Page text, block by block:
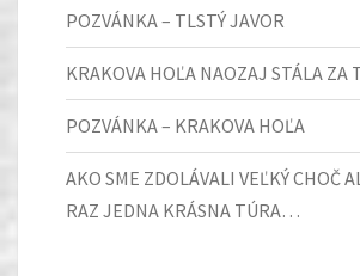
POZVÁNKA – TLSTÝ JAVOR
KRAKOVA HOĽA NAOZAJ STÁLA
POZVÁNKA – KRAKOVA HOĽA
AKO SME ZDOLÁVALI VEĽKÝ CHOČ
RAZ JEDNA KRÁSNA TÚRA…